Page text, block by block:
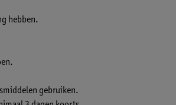
hebben.
gebruiken.